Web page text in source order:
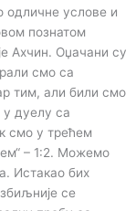
одличне услове и
познатом
Ахчин. Оџачани су
смо са
тим, али били смо
у дуелу са
смо у трећем
– 1:2. Можемо
Истакао бих
се